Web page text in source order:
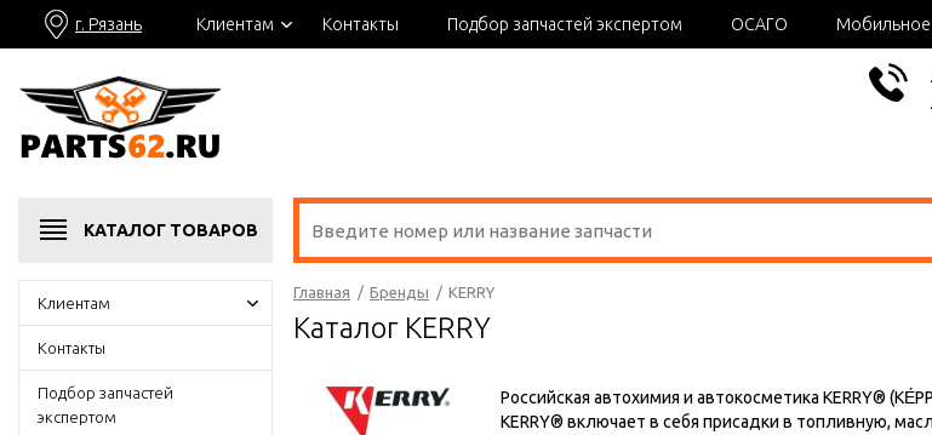
г. Рязань Клиентам Контакты Подбор запчастей экспертом ОСАГО
КАТАЛОГ ТОВАРОВ
Клиентам
Контакты
Подбор запчастей
экспертом
Главная / Бренды / KERRY
Каталог KERRY
Российская автохимия и автокосметика KERRY®
KERRY® включает в себя присадки в топливную,